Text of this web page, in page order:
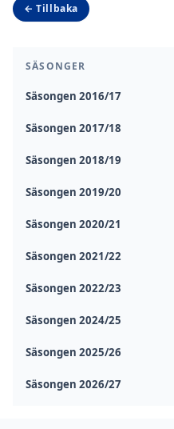
SÄSONGER
Säsongen 2016/17
Säsongen 2017/18
Säsongen 2018/19
Säsongen 2019/20
Säsongen 2020/21
Säsongen 2021/22
Säsongen 2022/23
Säsongen 2024/25
Säsongen 2025/26
Säsongen 2026/27
← Tillbaka